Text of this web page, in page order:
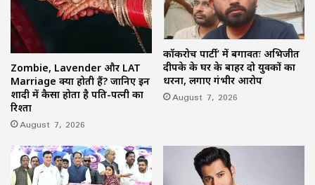
Zombie, Lavender और LAT
Marriage क्या होती हैं? जानिए इन
शादी में कैसा होता है पति-पत्नी का
रिश्ता
August 7, 2026
कॉकरोच पार्टी’ में बगावतः अभिजीत
दीपके के घर के बाहर दो युवकों का
धरना, लगाए गंभीर आरोप
August 7, 2026